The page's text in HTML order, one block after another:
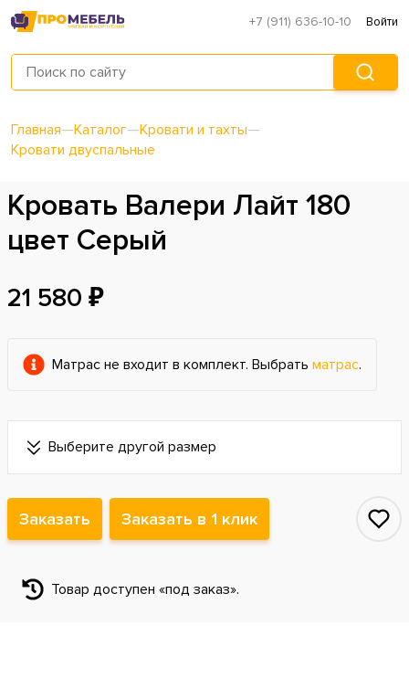
+7 (911) 636-10-10 Войти
Главная—Каталог—Кровати и тахты—
Кровати двуспальные
Кровать Валери Лайт 180
цвет Серый
21 580 ₽
Матрас не входит в комплект. Выбрать матрас.
Выберите другой размер
Заказать Заказать в 1 клик
Товар доступен «под заказ».